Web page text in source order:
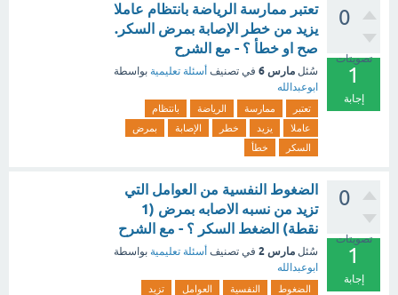
0
تصويتات
1
إجابة
تعتبر ممارسة الرياضة بانتظام عاملا
يزيد من خطر الإصابة بمرض السكر.
صح او خطأ ؟ - مع الشرح
سُئل مارس 6 في تصنيف أسئلة تعليمية بواسطة
ابوعبدالله
تعتبر ممارسة الرياضة
بانتظام
عاملا
يزيد خطر الإصابة
بمرض
السكر
خطأ
0
تصويتات
1
إجابة
الضغوط النفسية من العوامل التي
تزيد من نسبه الاصابه بمرض (1
نقطة) الضغط السكر ؟ - مع الشرح
سُئل مارس 2 في تصنيف أسئلة تعليمية بواسطة
ابوعبدالله
الضغوط النفسية العوامل
تزيد